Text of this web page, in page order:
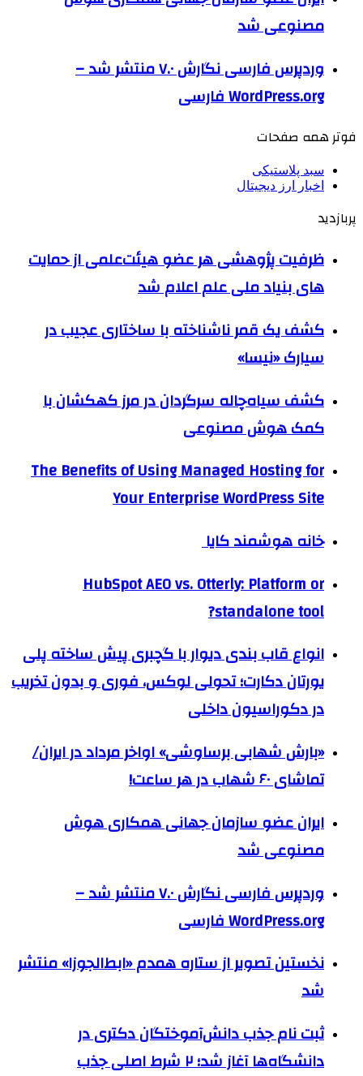
مصنوعی شد
وردپرس فارسی نگارش ۷.۰ منتشر شد –
WordPress.org فارسی
فوتر همه صفحات
سبد پلاستیکی
اخبار ارز دیجیتال
پربازدید
ظرفیت پژوهشی هر عضو هیئت‌علمی از حمایت
های بنیاد ملی علم اعلام شد
کشف یک قمر ناشناخته با ساختاری عجیب در
سیارک «نیسا»
کشف سیاه‌چاله سرگردان در مرز کهکشان با
کمک هوش مصنوعی
The Benefits of Using Managed Hosting for
Your Enterprise WordPress Site
خانه هوشمند کایا
HubSpot AEO vs. Otterly: Platform or
standalone tool?
انواع قاب بندی دیوار با گچبری پیش ساخته پلی
یورتان دکارت؛ تحولی لوکس، فوری و بدون تخریب
در دکوراسیون داخلی
«بارش شهابی برساوشی» اواخر مرداد در ایران/
تماشای ۶۰ شهاب در هر ساعت!
ایران عضو سازمان جهانی همکاری هوش
مصنوعی شد
وردپرس فارسی نگارش ۷.۰ منتشر شد –
WordPress.org فارسی
نخستین تصویر از ستاره همدم «ابط‌الجوزا» منتشر
شد
ثبت نام جذب دانش‌آموختگان دکتری در
دانشگاه‌ها آغاز شد؛ ۲ شرط اصلی جذب